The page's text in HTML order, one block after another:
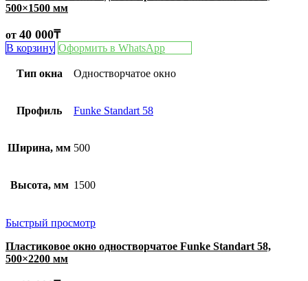
500×1500 мм
от 40 000₸
В корзину Оформить в WhatsApp
Тип окна Одностворчатое окно
Профиль Funke Standart 58
Ширина, мм 500
Высота, мм 1500
Быстрый просмотр
Пластиковое окно одностворчатое Funke Standart 58,
500×2200 мм